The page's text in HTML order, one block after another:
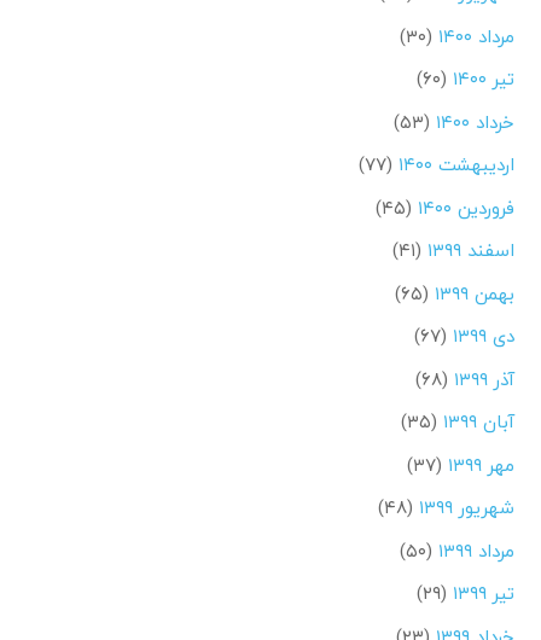
مرداد ۱۴۰۰
(۳۰)
تیر ۱۴۰۰
(۶۰)
خرداد ۱۴۰۰
(۵۳)
اردیبهشت ۱۴۰۰
(۷۷)
فروردین ۱۴۰۰
(۴۵)
اسفند ۱۳۹۹
(۴۱)
بهمن ۱۳۹۹
(۶۵)
دی ۱۳۹۹
(۶۷)
آذر ۱۳۹۹
(۶۸)
آبان ۱۳۹۹
(۳۵)
مهر ۱۳۹۹
(۳۷)
شهریور ۱۳۹۹
(۴۸)
مرداد ۱۳۹۹
(۵۰)
تیر ۱۳۹۹
(۲۹)